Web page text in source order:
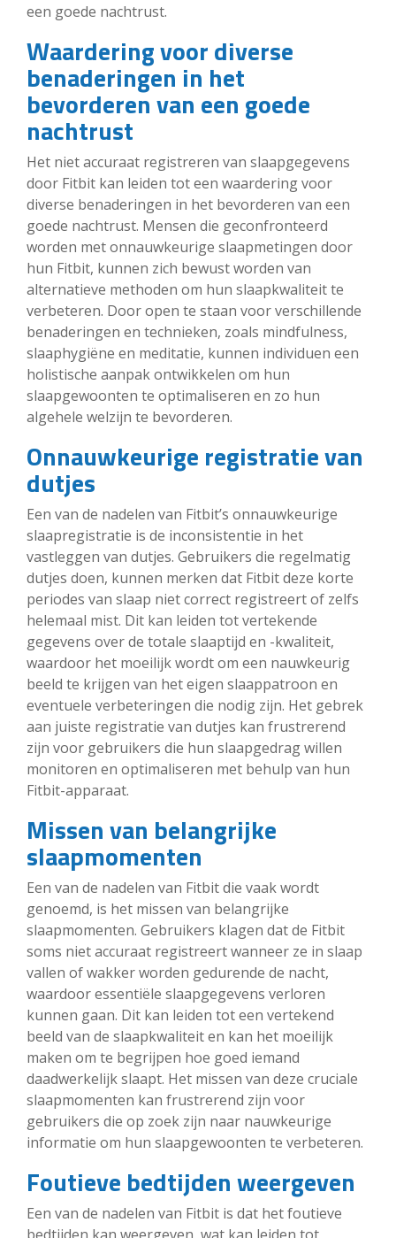
een goede nachtrust.
Waardering voor diverse
benaderingen in het
bevorderen van een goede
nachtrust
Het niet accuraat registreren van slaapgegevens
door Fitbit kan leiden tot een waardering voor
diverse benaderingen in het bevorderen van een
goede nachtrust. Mensen die geconfronteerd
worden met onnauwkeurige slaapmetingen door
hun Fitbit, kunnen zich bewust worden van
alternatieve methoden om hun slaapkwaliteit te
verbeteren. Door open te staan voor verschillende
benaderingen en technieken, zoals mindfulness,
slaaphygiëne en meditatie, kunnen individuen een
holistische aanpak ontwikkelen om hun
slaapgewoonten te optimaliseren en zo hun
algehele welzijn te bevorderen.
Onnauwkeurige registratie van
dutjes
Een van de nadelen van Fitbit’s onnauwkeurige
slaapregistratie is de inconsistentie in het
vastleggen van dutjes. Gebruikers die regelmatig
dutjes doen, kunnen merken dat Fitbit deze korte
periodes van slaap niet correct registreert of zelfs
helemaal mist. Dit kan leiden tot vertekende
gegevens over de totale slaaptijd en -kwaliteit,
waardoor het moeilijk wordt om een nauwkeurig
beeld te krijgen van het eigen slaappatroon en
eventuele verbeteringen die nodig zijn. Het gebrek
aan juiste registratie van dutjes kan frustrerend
zijn voor gebruikers die hun slaapgedrag willen
monitoren en optimaliseren met behulp van hun
Fitbit-apparaat.
Missen van belangrijke
slaapmomenten
Een van de nadelen van Fitbit die vaak wordt
genoemd, is het missen van belangrijke
slaapmomenten. Gebruikers klagen dat de Fitbit
soms niet accuraat registreert wanneer ze in slaap
vallen of wakker worden gedurende de nacht,
waardoor essentiële slaapgegevens verloren
kunnen gaan. Dit kan leiden tot een vertekend
beeld van de slaapkwaliteit en kan het moeilijk
maken om te begrijpen hoe goed iemand
daadwerkelijk slaapt. Het missen van deze cruciale
slaapmomenten kan frustrerend zijn voor
gebruikers die op zoek zijn naar nauwkeurige
informatie om hun slaapgewoonten te verbeteren.
Foutieve bedtijden weergeven
Een van de nadelen van Fitbit is dat het foutieve